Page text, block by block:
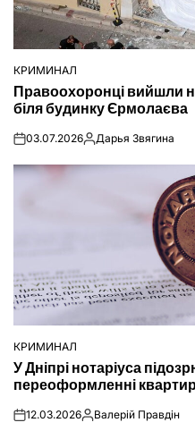
ОПУБЛІКУВАТИ
КРИМИНАЛ
Правоохоронці вийшли
біля будинку Єрмолаєва
on03.07.2026Опубліковано
Дарья Звягина
ОПУБЛІКУВАТИ
У
КРИМИНАЛ
У Дніпрі нотаріуса
переоформленні
on12.03.2026Опубліковано
Валерій Правдін